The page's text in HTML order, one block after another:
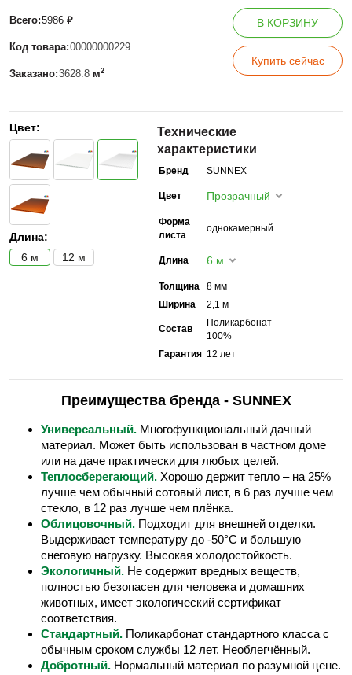
Всего:5986 ₽
Код товара:00000000229
Заказано:3628.8 м2
В КОРЗИНУ
Купить сейчас
Цвет:
Длина:
6 м
12 м
Технические
характеристики
Бренд SUNNEX
Цвет Прозрачный
Форма
листа
однокамерный
Длина 6 м
Толщина
8 мм
Ширина
2,1 м
Состав
Поликарбонат
100%
Гарантия 12 лет
Преимущества бренда - SUNNEX
Универсальный. Многофункциональный дачный
материал. Может быть использован в частном доме
или на даче практически для любых целей.
Теплосберегающий. Хорошо держит тепло – на 25%
лучше чем обычный сотовый лист, в 6 раз лучше чем
стекло, в 12 раз лучше чем плёнка.
Облицовочный. Подходит для внешней отделки.
Выдерживает температуру до -50°С и большую
снеговую нагрузку. Высокая холодостойкость.
Экологичный. Не содержит вредных веществ,
полностью безопасен для человека и домашних
животных, имеет экологический сертификат
соответствия.
Стандартный. Поликарбонат стандартного класса с
обычным сроком службы 12 лет. Необлегчённый.
Добротный. Нормальный материал по разумной цене.